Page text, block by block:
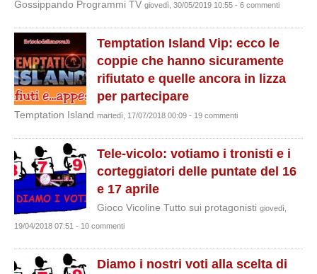
Gossippando Programmi TV giovedì, 30/05/2019 10:55 - 6 commenti
Temptation Island Vip: ecco le
coppie che hanno sicuramente
rifiutato e quelle ancora in lizza
per partecipare
Temptation Island martedì, 17/07/2018 00:09 - 19 commenti
Tele-vicolo: votiamo i tronisti e i
corteggiatori delle puntate del 16
e 17 aprile
Gioco Vicoline Tutto sui protagonisti giovedì,
19/04/2018 07:51 - 10 commenti
Diamo i nostri voti alla scelta di